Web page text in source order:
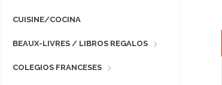
CUISINE/COCINA
BEAUX-LIVRES / LIBROS REGALOS
COLEGIOS FRANCESES